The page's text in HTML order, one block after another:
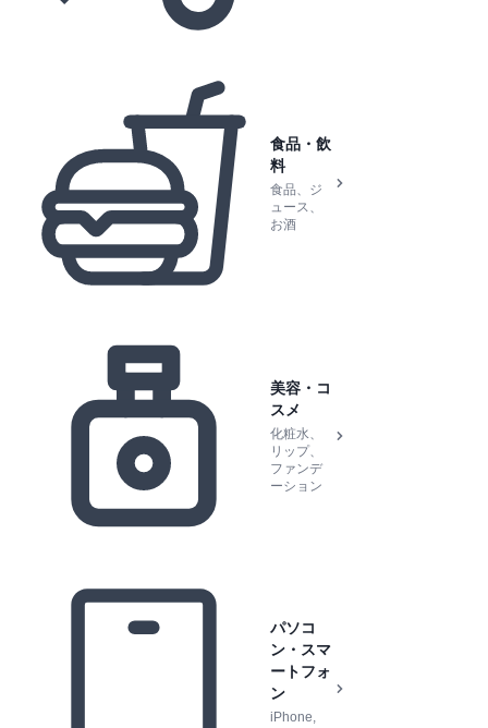
食品・飲
料
食品、ジ
ュース、
お酒
美容・コ
スメ
化粧水、
リップ、
ファンデ
ーション
パソコ
ン・スマ
ートフォ
ン
iPhone,